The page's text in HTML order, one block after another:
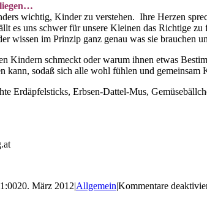
wichtig, Kinder zu verstehen. Ihre Herzen
es uns schwer für unsere Kleinen das Richtige
wissen im Prinzip ganz genau was sie brauchen
Kindern schmeckt oder warum ihnen etwas
kann, sodaß sich alle wohl fühlen und gemeinsam
Erdäpfelsticks, Erbsen-Dattel-Mus,
20. März 2012|Allgemein|Kommentare